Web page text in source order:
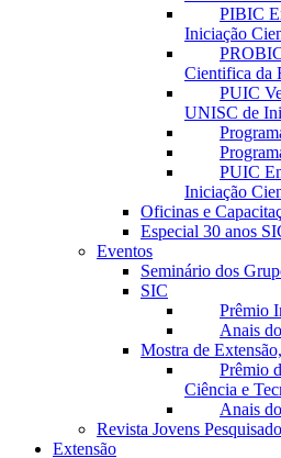
PIBIC
Iniciação
Cientifica da
PUIC
UNISC de
PUIC
Iniciação
Oficinas e
Especial 30 anos
Eventos
Seminário dos
SIC
Prêmio
Anais
Mostra de
Prêmio
Ciência e
Anais
Revista Jovens
Extensão